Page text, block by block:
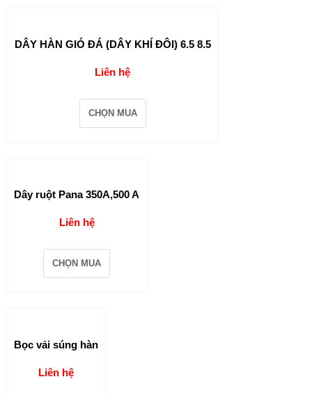
DÂY HÀN GIÓ ĐÁ (DÂY KHÍ ĐÔI) 6.5 8.5
Liên hệ
CHỌN MUA
Dây ruột Pana 350A,500 A
Liên hệ
CHỌN MUA
Bọc vải súng hàn
Liên hệ